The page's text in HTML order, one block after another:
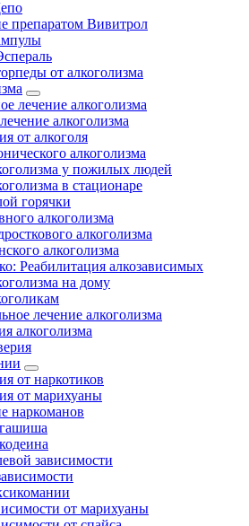
препаратом Вивитрол
от алкоголизма
лечение алкоголизма
алкоголизма
от алкоголя
алкоголизма
у пожилых людей
в стационаре
горячки
алкоголизма
алкоголизма
алкоголизма
Реабилитация алкозависимых
на дому
лечение алкоголизма
алкоголизма
от наркотиков
от марихуаны
наркоманов
зависимости
от марихуаны